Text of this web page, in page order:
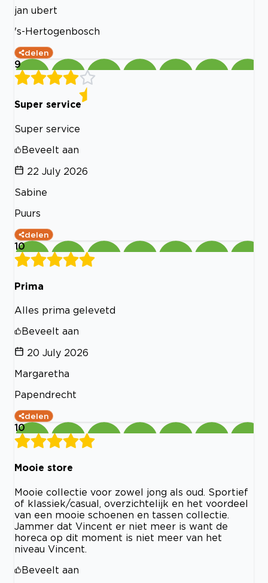
jan ubert
's-Hertogenbosch
delen
9
Super service
Super service
Beveelt aan
22 July 2026
Sabine
Puurs
delen
10
Prima
Alles prima gelevetd
Beveelt aan
20 July 2026
Margaretha
Papendrecht
delen
10
Mooie store
Mooie collectie voor zowel jong als oud. Sportief
of klassiek/casual, overzichtelijk en het voordeel
van een mooie schoenen en tassen collectie.
Jammer dat Vincent er niet meer is want de
horeca op dit moment is niet meer van het
niveau Vincent.
Beveelt aan